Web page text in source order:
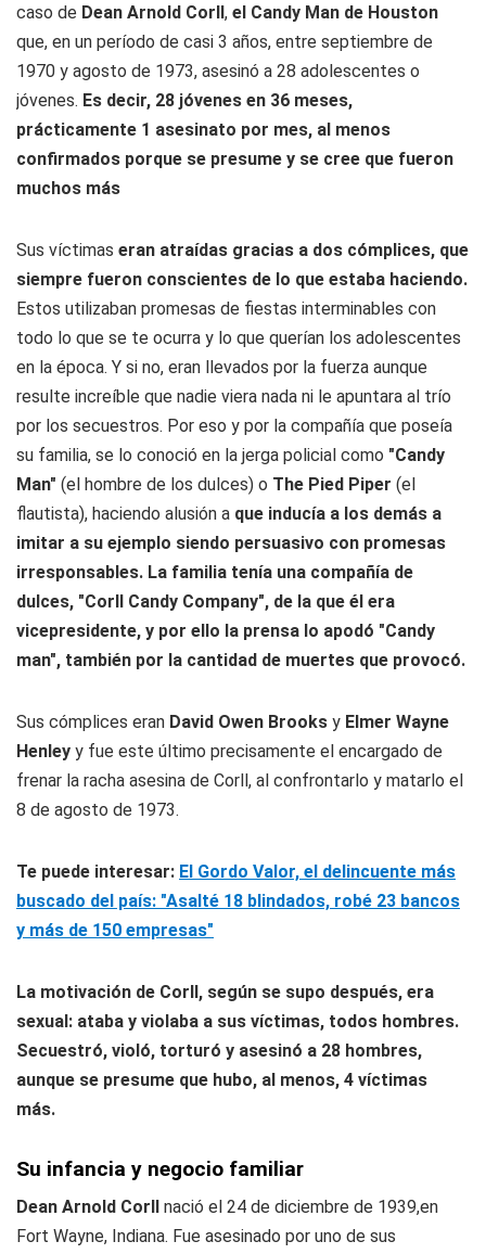
caso de Dean Arnold Corll, el Candy Man de Houston
que, en un período de casi 3 años, entre septiembre de
1970 y agosto de 1973, asesinó a 28 adolescentes o
jóvenes. Es decir, 28 jóvenes en 36 meses,
prácticamente 1 asesinato por mes, al menos
confirmados porque se presume y se cree que fueron
muchos más
Sus víctimas eran atraídas gracias a dos cómplices, que
siempre fueron conscientes de lo que estaba haciendo.
Estos utilizaban promesas de fiestas interminables con
todo lo que se te ocurra y lo que querían los adolescentes
en la época. Y si no, eran llevados por la fuerza aunque
resulte increíble que nadie viera nada ni le apuntara al trío
por los secuestros. Por eso y por la compañía que poseía
su familia, se lo conoció en la jerga policial como "Candy
Man" (el hombre de los dulces) o The Pied Piper (el
flautista), haciendo alusión a que inducía a los demás a
imitar a su ejemplo siendo persuasivo con promesas
irresponsables. La familia tenía una compañía de
dulces, "Corll Candy Company", de la que él era
vicepresidente, y por ello la prensa lo apodó "Candy
man", también por la cantidad de muertes que provocó.
Sus cómplices eran David Owen Brooks y Elmer Wayne
Henley y fue este último precisamente el encargado de
frenar la racha asesina de Corll, al confrontarlo y matarlo el
8 de agosto de 1973.
Te puede interesar: El Gordo Valor, el delincuente más
buscado del país: "Asalté 18 blindados, robé 23 bancos
y más de 150 empresas"
La motivación de Corll, según se supo después, era
sexual: ataba y violaba a sus víctimas, todos hombres.
Secuestró, violó, torturó y asesinó a 28 hombres,
aunque se presume que hubo, al menos, 4 víctimas
más.
Su infancia y negocio familiar
Dean Arnold Corll nació el 24 de diciembre de 1939,en
Fort Wayne, Indiana. Fue asesinado por uno de sus